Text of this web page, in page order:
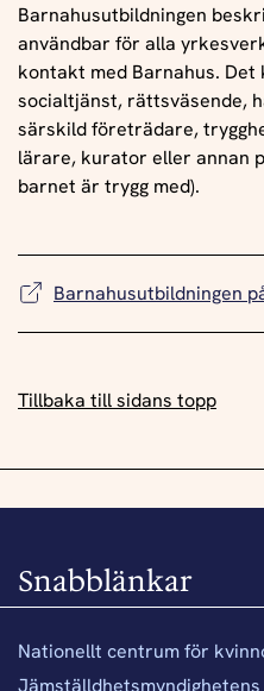
Barnahusutbildningen
användbar för alla
kontakt med Barnahus. Det
socialtjänst, rättsväsende,
särskild företrädare,
lärare, kurator eller annan
barnet är trygg med).
Barnahusutbildningen
Tillbaka till sidans topp
Snabblänkar
Nationellt centrum för